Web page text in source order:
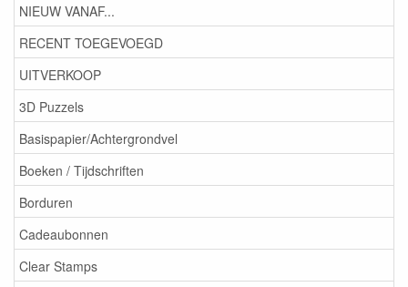
NIEUW VANAF...
RECENT TOEGEVOEGD
UITVERKOOP
3D Puzzels
Basispapier/Achtergrondvel
Boeken / Tijdschriften
Borduren
Cadeaubonnen
Clear Stamps